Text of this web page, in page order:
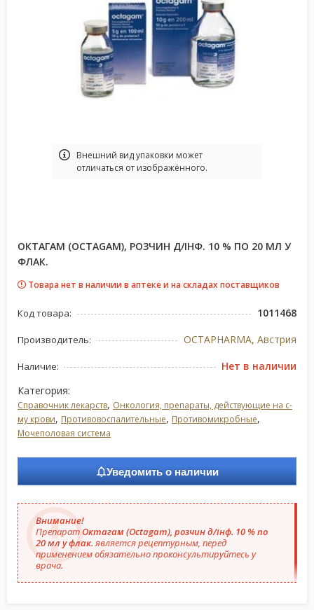
Bнешний вид упаковки может
отличаться от изображённого.
ОКТАГАМ (OCTAGAM), РОЗЧИН Д/ІНФ. 10 % ПО 20 МЛ У
ФЛАК.
Товара нет в наличии в аптеке и на складах поставщиков
Код товара: 1011468
Производитель: OCTAPHARMA, Австрия
Наличие:
Нет в наличии
Категория:
Справочник лекарств, Онкология, препараты, действующие на с-
му крови, Противовоспалительные, Противомикробные,
Мочеполовая система
Уведомить о наличии
Внимание!
ПрепаратОктагам (Octagam), розчин д/інф. 10 % по
20 мл у флак.является рецептурным, перед
применением обязательно проконсультируйтесь у
врача.